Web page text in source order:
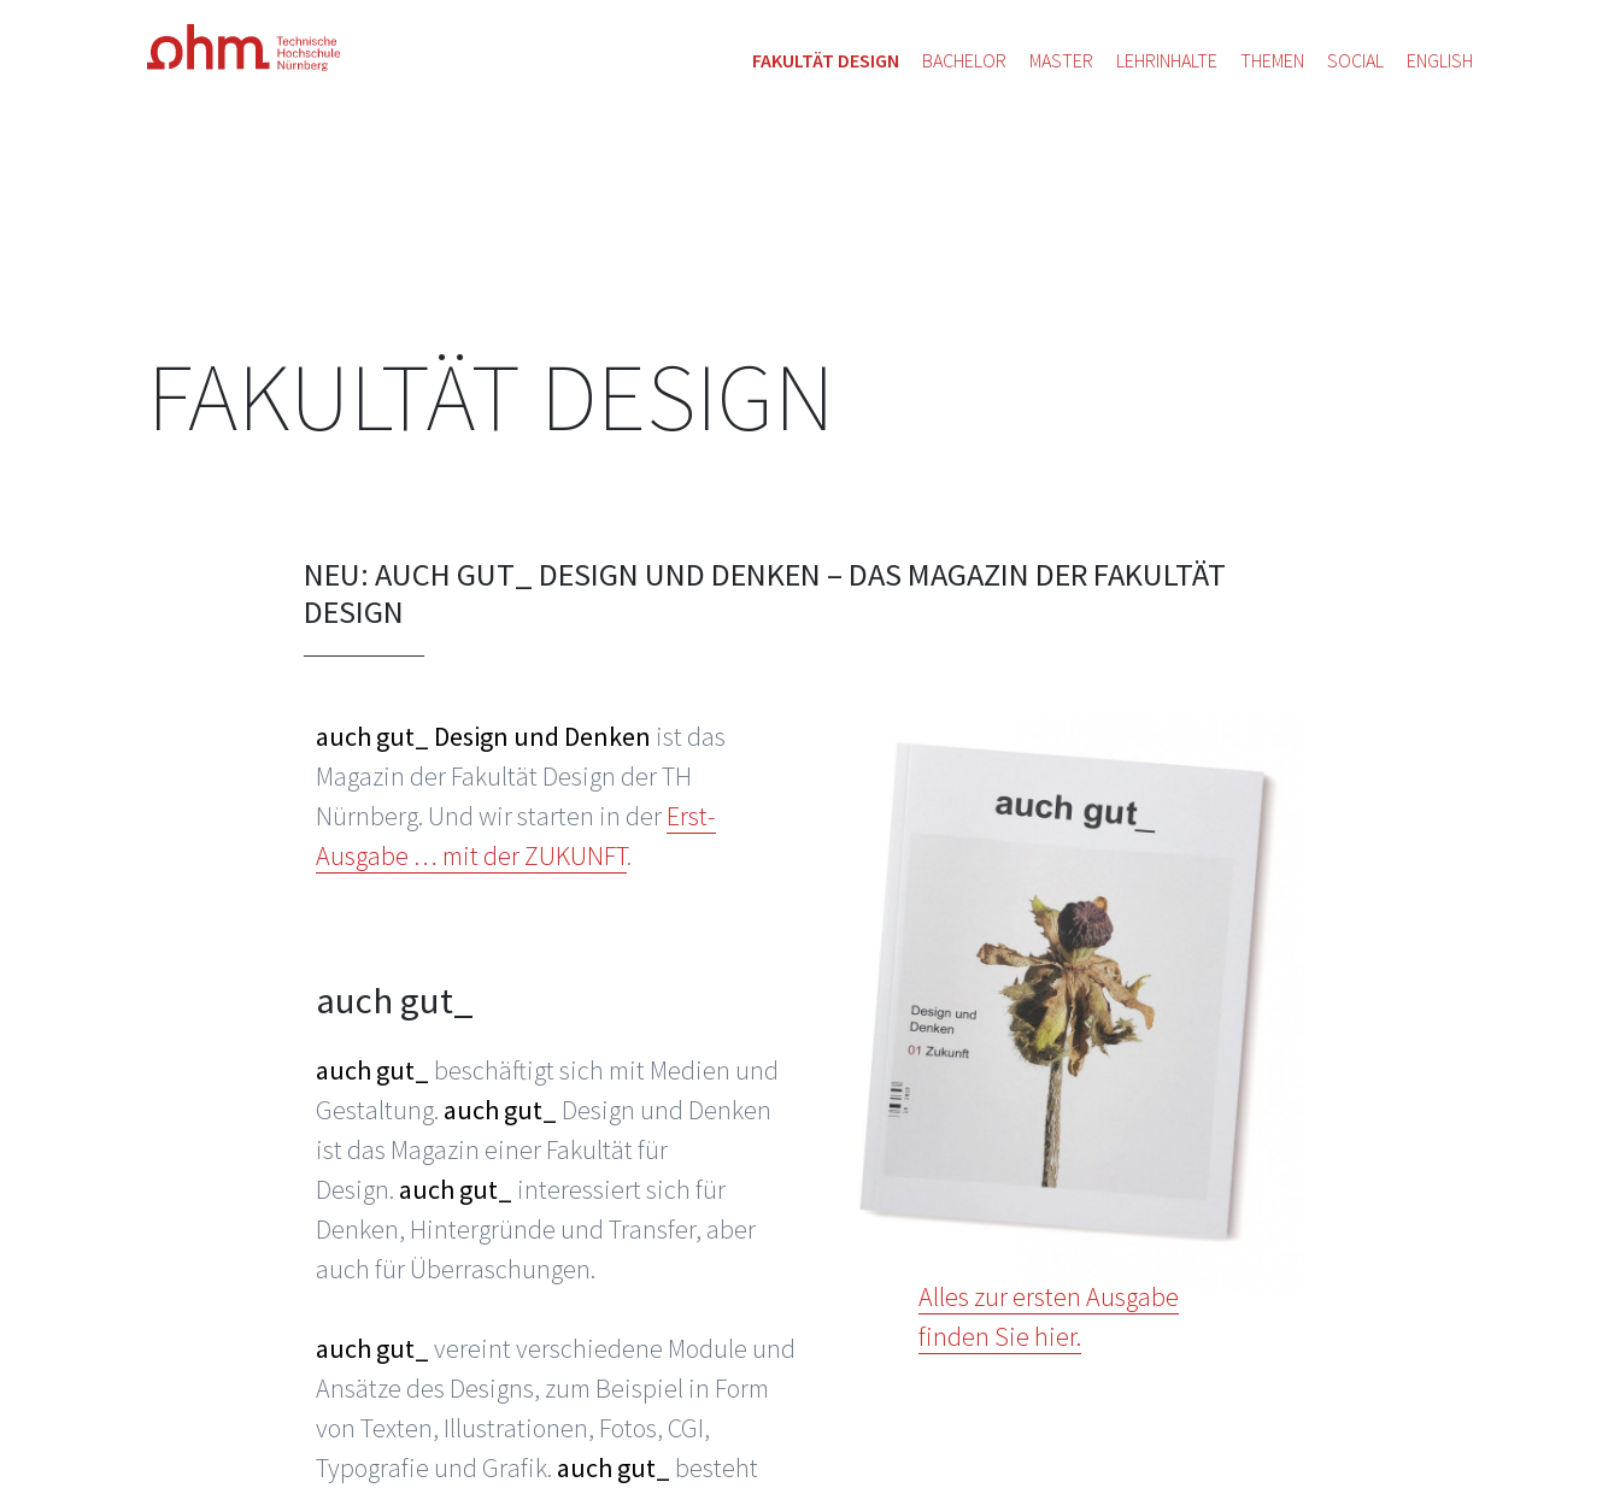
FAKULTÄT DESIGN
FAKULTÄT DESIGN BACHELOR MASTER LEHRINHALTE THEMEN SOCIAL ENGLISH
NEU: AUCH GUT_ DESIGN UND DENKEN – DAS MAGAZIN DER FAKULTÄT
DESIGN
auch gut_ Design und Denken ist das
Magazin der Fakultät Design der TH
Nürnberg. Und wir starten in der Erst-
Ausgabe … mit der ZUKUNFT.
auch gut_
auch gut_
beschäftigt sich mit Medien und
Gestaltung. auch gut_
Design und Denken
ist das Magazin einer Fakultät für
Design. auch gut_
interessiert sich für
Denken, Hintergründe und Transfer, aber
auch für Überraschungen.
auch gut_ vereint verschiedene Module und
Ansätze des Designs, zum Beispiel in Form
von Texten, Illustrationen, Fotos, CGI,
Typografie und Grafik. auch gut_
besteht
Alles zur ersten Ausgabe
finden Sie hier.